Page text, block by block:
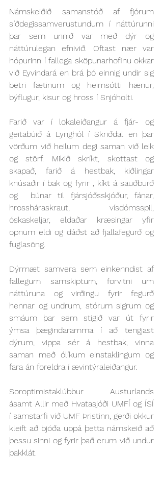
Námskeiðið samanstóð af fjórum
síðdegissamverustundum í náttúrunni
þar sem unnið var með dýr og
náttúrulegan efnivið. Oftast nær var
hópurinn í fallega sköpunarhofinu okkar
við Eyvindará en brá þó einnig undir sig
betri fætinum og heimsótti hænur,
býflugur, kisur og hross í Snjóholti.
Farið var í lokaleiðangur á fjár- og
geitabúið á Lynghól í Skriðdal en þar
vörðum við heilum degi saman við leik
og störf. Mikið skríkt, skottast og
skapað, farið á hestbak, kiðlingar
knúsaðir í bak og fyrir , kíkt á sauðburð
og  búnar til fjársjóðsskjóður, fánar,
hrossháraskraut, vísdómsspil,
óskaskeljar, eldaðar kræsingar yfir
opnum eldi og dáðst að fjallafegurð og
fuglasöng.
Dýrmæt samvera sem einkenndist af
fallegum samskiptum, forvitni um
náttúruna og virðingu fyrir fegurð
hennar og undrum, stórum sigrum og
smáum þar sem stigið var út fyrir
ýmsa þægindaramma í að tengjast
dýrum, vippa sér á hestbak, vinna
saman með ólíkum einstaklingum og
fara án foreldra í ævintýraleiðangur.
Soroptimistaklúbbur Austurlands
ásamt Allir með Hvatasjóði UMFÍ og ÍSÍ
í samstarfi við UMF Þristinn, gerði okkur
kleift að bjóða uppá þetta námskeið að
þessu sinni og fyrir það erum við undur
þakklát.